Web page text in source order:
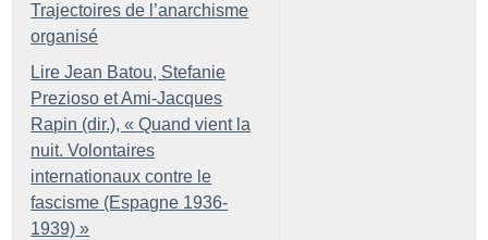
Trajectoires de l’anarchisme
organisé
Lire Jean Batou, Stefanie
Prezioso et Ami-Jacques
Rapin (dir.), « Quand vient la
nuit. Volontaires
internationaux contre le
fascisme (Espagne 1936-
1939) »